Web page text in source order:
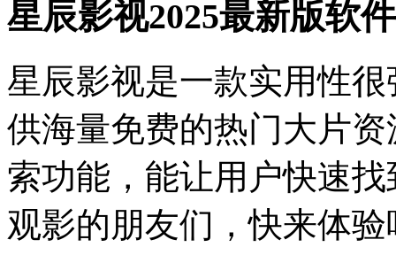
星辰影视2025最新版软
星辰影视是一款实用性
供海量免费的热门大片
索功能，能让用户快速
观影的朋友们，快来体验